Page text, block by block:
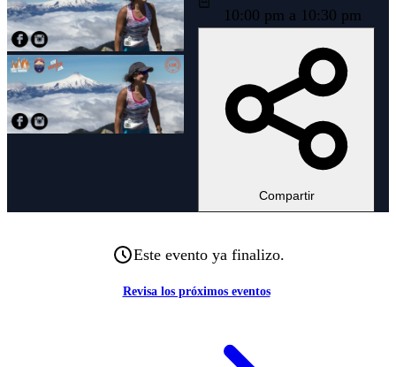
10:00 pm a 10:30 pm
Compartir
Este evento ya finalizo.
Revisa los próximos eventos